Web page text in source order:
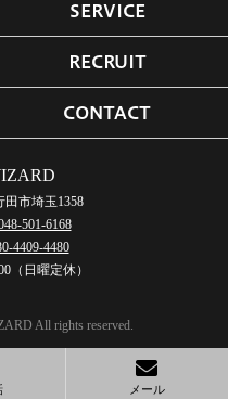
SERVICE
RECRUIT
CONTACT
田市埼玉1358
501-6168
4409-4480
（日曜定休）
All rights reserved.
メール